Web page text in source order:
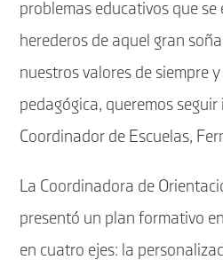
problemas educativos que se
herederos de aquel gran
nuestros valores de siempre
pedagógica, queremos
Coordinador de Escuelas,
La Coordinadora de
presentó un plan formativo
en cuatro ejes: la